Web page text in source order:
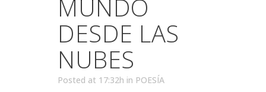
MUNDO
DESDE LAS
NUBES
Posted at 17:32h in POESÍA